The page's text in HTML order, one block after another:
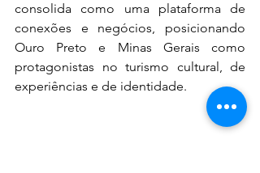
consolida como uma plataforma de
conexões e negócios, posicionando
Ouro Preto e Minas Gerais como
protagonistas no turismo cultural, de
experiências e de identidade.